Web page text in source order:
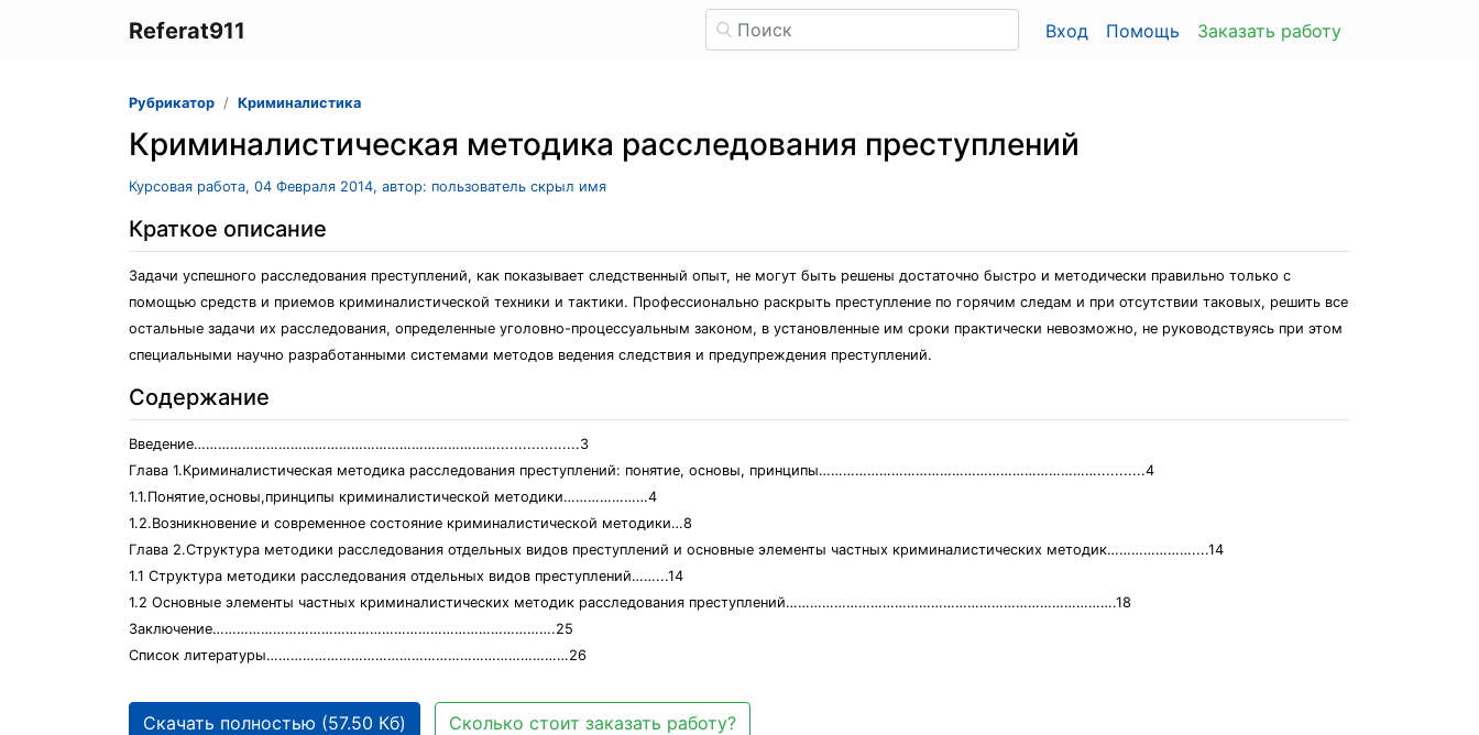
Referat911 Вход Помощь Заказать работу
Рубрикатор Криминалистика
Криминалистическая методика расследования преступлений
Курсовая работа, 04 Февраля 2014, автор: пользователь скрыл имя
Краткое описание
Задачи успешного расследования преступлений, как показывает следственный опыт, не могут быть решены достаточно быстро и методически правильно только с
помощью средств и приемов криминалистической техники и тактики. Профессионально раскрыть преступление по горячим следам и при отсутствии таковых, решить все
остальные задачи их расследования, определенные уголовно-процессуальным законом, в установленные им сроки практически невозможно, не руководствуясь при этом
специальными научно разработанными системами методов ведения следствия и предупреждения преступлений.
Содержание
Введение…………………………………………………………………...................3
Глава 1.Криминалистическая методика расследования преступлений: понятие, основы, принципы……………………………………………………………...........4
1.1.Понятие,основы,принципы криминалистической методики…………………4
1.2.Возникновение и современное состояние криминалистической методики…8
Глава 2.Структура методики расследования отдельных видов преступлений и основные элементы частных криминалистических методик…………………....14
1.1 Структура методики расследования отдельных видов преступлений……...14
1.2 Основные элементы частных криминалистических методик расследования преступлений……………………………………………………………………….18
Заключение………………………………………………………………………….25
Список литературы…………………………………………………………………26
Скачать полностью (57.50 Кб) Сколько стоит заказать работу?